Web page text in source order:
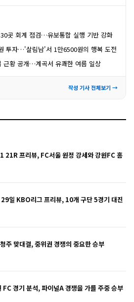
곳 회계 점검…유보통합 실행 기반 강화
투자…'살림남'서 1만6500원의 행복 도전
근황 공개…계곡서 유쾌한 여름 일상
작성 기사 전체보기 →
21R 프리뷰, FC서울 원정 강세와 강원FC 홈
일 KBO리그 프리뷰, 10개 구단 5경기 대진
주 맞대결, 중위권 경쟁의 중요한 승부
FC 경기 분석, 파이널A 경쟁을 가를 주중 승부